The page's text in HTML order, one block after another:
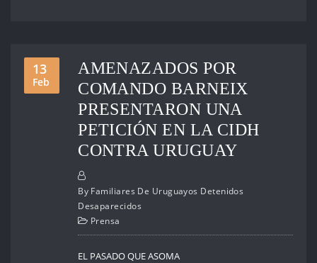
13
Feb
AMENAZADOS POR
COMANDO BARNEIX
PRESENTARON UNA
PETICIÓN EN LA CIDH
CONTRA URUGUAY
By Familiares De Uruguayos Detenidos
Desaparecidos
Prensa
EL PASADO QUE ASOMA